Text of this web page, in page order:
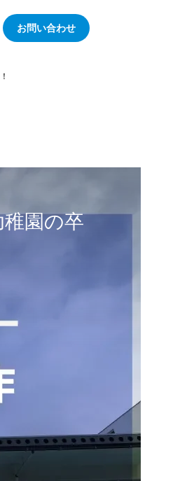
お問い合わせ
園の卒